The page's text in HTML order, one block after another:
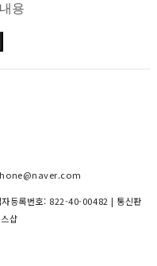
내용
등록번호: 822-40-00482 | 통신판
샵